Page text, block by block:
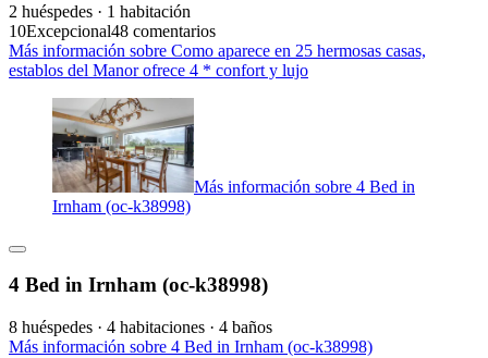
2 huéspedes · 1 habitación
10Excepcional48 comentarios
Más información sobre Como aparece en 25 hermosas casas,
establos del Manor ofrece 4 * confort y lujo
Más información sobre 4 Bed in
Irnham (oc-k38998)
4 Bed in Irnham (oc-k38998)
8 huéspedes · 4 habitaciones · 4 baños
Más información sobre 4 Bed in Irnham (oc-k38998)